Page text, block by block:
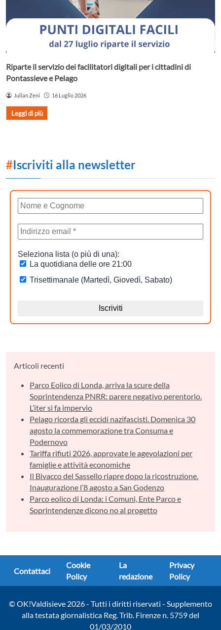
Riparte il servizio dei facilitatori digitali per i cittadini di
Pontassieve e Pelago
Julian Zeni 16 Luglio 2026
Leggi di più
#Iscriviti alla newsletter
Articoli recenti
Parco Eolico di Londa, arriva la scure della
Soprintendenza PNRR: parere negativo perentorio.
L’iter si fa impervio
Pelago ricorda gli eccidi nazifascisti. Domenica 30
agosto la commemorazione tra Consuma e
Podernovo
Tariffa rifiuti 2026, approvate le agevolazioni per
famiglie e attività economiche
Il Bivacco del Sassello riapre dopo la ricostruzione.
Inaugurazione l’8 agosto a San Godenzo
Parco eolico di Londa: i Comuni, Ente Parco e
Soprintendenze dicono no al progetto
Contattaci
Cookie
Policy
La
redazione
Privacy
Policy
© OK!Valdisieve 2026 - Tutti i diritti riservati - Supplemento
alla testata giornalistica Reg. Trib. Firenze n. 5759 del
01/03/2010